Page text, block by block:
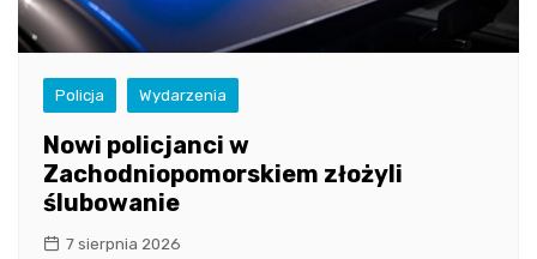
Policja Wydarzenia
Nowi policjanci w
Zachodniopomorskiem złożyli
ślubowanie
7 sierpnia 2026